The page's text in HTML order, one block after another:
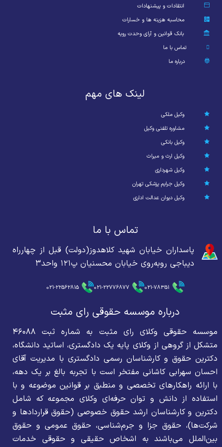
انتقادات و پیشنهادات
محاسبه هزینه ها و خسارات
بانک قوانین و آرای وحدت رویه
تماس با ما
درباره ما
لینک های مهم
وکیل ملکی
مشاوره تلفنی وکیل
وکیل بانکی
وکیل ارث و میراث
وکیل شهرداری
وکیل جرایم پزشکی تهران
وکیل دیوان عدالت اداری
تماس با ما
پاسداران خیابان شهید کلاهدوز(دولت) قبل از چهارراه
دیباجی روبه‌روی خیابان محسنیان پ۱۲۱ واحد۳
021-78351
021-22776877
021-22562815
درباره موسسه حقوقی رای مثبت
موسسه حقوقی وکلای رای مثبت به شماره ثبت ۴۶۰۸۸
متشکل از گروهی از وکلای پایه یک دادگستری، اساتید دانشگاه،
دکترین حقوق و کارشناسان رسمی دادگستری با مدیریت آقای
احسان سهرابی کاشانی مفتخر است با تجربه بالغ بر یک دهه،
با ارائه راهکارهای تخصصی و منطبق بر قوانین موضوعه و با
استفاده از دانش و توان حرفه‌ای وکلای مجموعه که شامل
دکترین و کارشناسان ارشد حقوق خصوصی (حقوق قراردادها و
شرکت‌ها)، حقوق جزا و جرم‌شناسی، حقوق عمومی و حقوق
بین‌الملل می‌باشند به اشخاص حقیقی و حقوقی خدمات